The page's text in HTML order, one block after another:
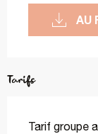
Tarifs
Tarif groupe